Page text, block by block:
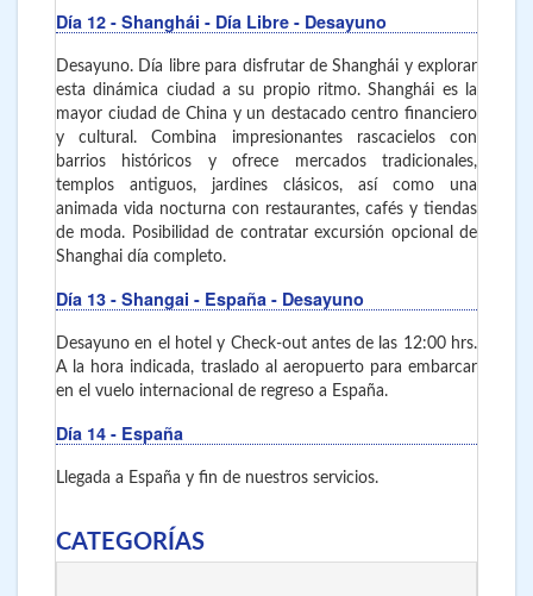
Día 12 - Shanghái - Día Libre - Desayuno
Desayuno. Día libre para disfrutar de Shanghái y explorar
esta dinámica ciudad a su propio ritmo. Shanghái es la
mayor ciudad de China y un destacado centro financiero
y cultural. Combina impresionantes rascacielos con
barrios históricos y ofrece mercados tradicionales,
templos antiguos, jardines clásicos, así como una
animada vida nocturna con restaurantes, cafés y tiendas
de moda. Posibilidad de contratar excursión opcional de
Shanghai día completo.
Día 13 - Shangai - España - Desayuno
Desayuno en el hotel y Check-out antes de las 12:00 hrs.
A la hora indicada, traslado al aeropuerto para embarcar
en el vuelo internacional de regreso a España.
Día 14 - España
Llegada a España y fin de nuestros servicios.
CATEGORÍAS